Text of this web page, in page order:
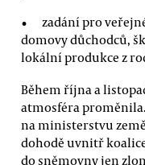
zadání pro
domovy důchodců,
lokální produkce z
Během října a
atmosféra
na ministerstvu
dohodě uvnitř
do sněmovny jen